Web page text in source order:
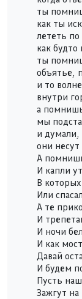
ты
как ты
лететь
как
ты
объятье,
и то
внутри
а
мы
и думали,
они
А
И капли
В
Или
А те
И
И ночи
И как
Давай
И будем
Пусть
Зажгут